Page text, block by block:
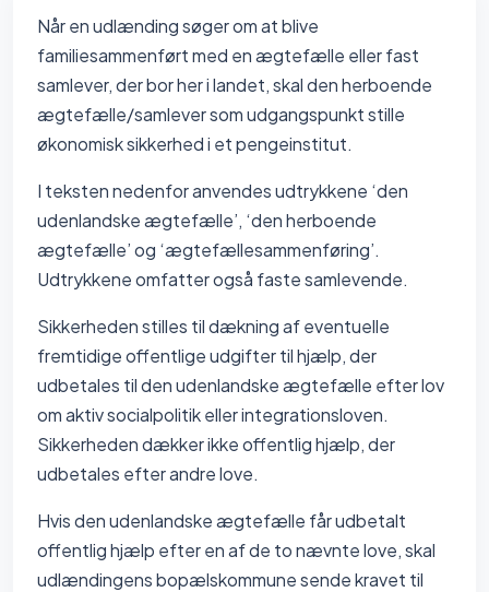
Når en udlænding søger om at blive
familiesammenført med en ægtefælle eller fast
samlever, der bor her i landet, skal den herboende
ægtefælle/samlever som udgangspunkt stille
økonomisk sikkerhed i et pengeinstitut.
I teksten nedenfor anvendes udtrykkene ‘den
udenlandske ægtefælle’, ‘den herboende
ægtefælle’ og ‘ægtefællesammenføring’.
Udtrykkene omfatter også faste samlevende.
Sikkerheden stilles til dækning af eventuelle
fremtidige offentlige udgifter til hjælp, der
udbetales til den udenlandske ægtefælle efter lov
om aktiv socialpolitik eller integrationsloven.
Sikkerheden dækker ikke offentlig hjælp, der
udbetales efter andre love.
Hvis den udenlandske ægtefælle får udbetalt
offentlig hjælp efter en af de to nævnte love, skal
udlændingens bopælskommune sende kravet til